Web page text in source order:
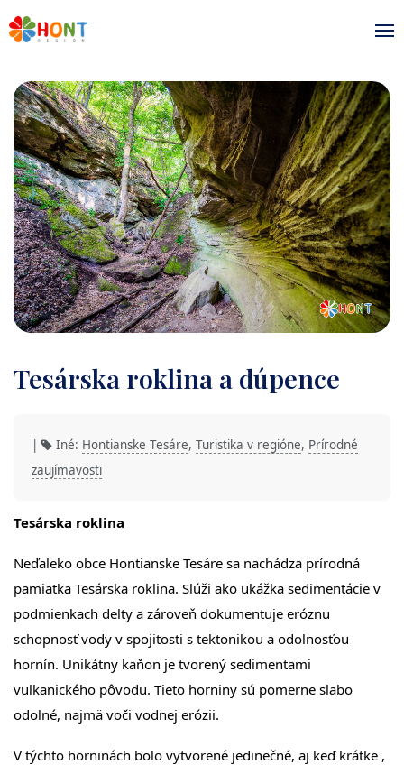
Tesárska roklina a dúpence
| Iné: Hontianske Tesáre, Turistika v regióne, Prírodné
zaujímavosti
Tesárska roklina
Neďaleko obce Hontianske Tesáre sa nachádza prírodná
pamiatka Tesárska roklina. Slúži ako ukážka sedimentácie v
podmienkach delty a zároveň dokumentuje eróznu
schopnosť vody v spojitosti s tektonikou a odolnosťou
hornín. Unikátny kaňon je tvorený sedimentami
vulkanického pôvodu. Tieto horniny sú pomerne slabo
odolné, najmä voči vodnej erózii.
V týchto horninách bolo vytvorené jedinečné, aj keď krátke ,